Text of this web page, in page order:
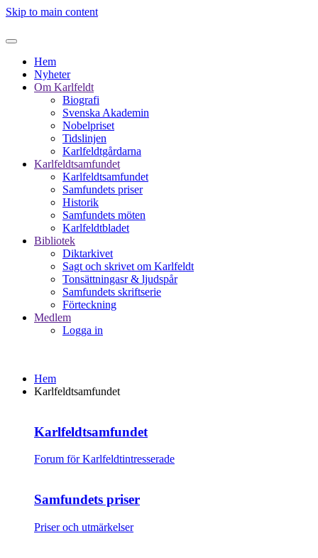
Skip to main content
Hem
Nyheter
Om Karlfeldt
Biografi
Svenska Akademin
Nobelpriset
Tidslinjen
Karlfeldtgårdarna
Karlfeldtsamfundet
Karlfeldtsamfundet
Samfundets priser
Historik
Samfundets möten
Karlfeldtbladet
Bibliotek
Diktarkivet
Sagt och skrivet om Karlfeldt
Tonsättningasr & ljudspår
Samfundets skriftserie
Förteckning
Medlem
Logga in
Hem
Karlfeldtsamfundet
Karlfeldtsamfundet
Forum för Karlfeldtintresserade
Samfundets priser
Priser och utmärkelser